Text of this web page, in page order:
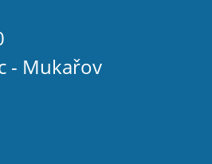
- Mukařov